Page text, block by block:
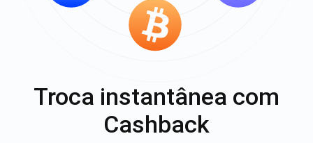
Troca instantânea com
Cashback